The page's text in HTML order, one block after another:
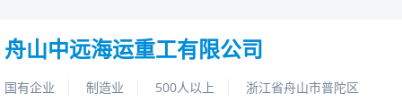
舟山中远海运重工有限公司
国有企业 制造业 500人以上 浙江省舟山市普陀区